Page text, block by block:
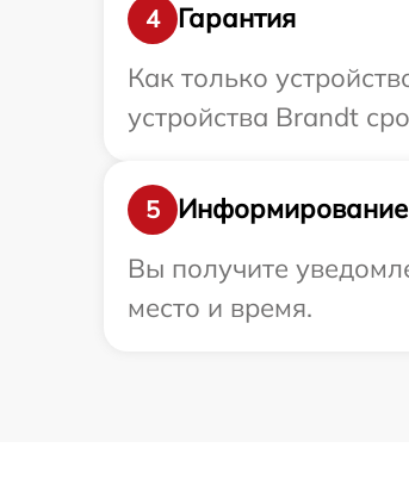
4
Гарантия
Как только
устройства Brandt
5
Информирование
Вы получите
место и время.